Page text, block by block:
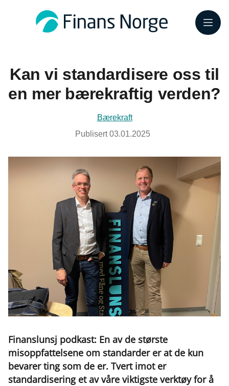
Meny
Kan vi standardisere oss til
en mer bærekraftig verden?
Bærekraft
Publisert03.01.2025
Finanslunsj podkast: En av de største
misoppfattelsene om standarder er at de kun
bevarer ting som de er. Tvert imot er
standardisering et av våre viktigste verktøy for å